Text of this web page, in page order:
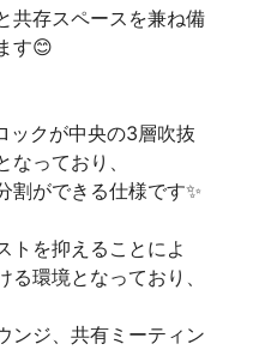
共存スペースを兼ね備
す😊
ックが中央の3層吹抜
っており、
割ができる仕様です✨
トを抑えることによ
環境となっており、
ンジ、共有ミーティン